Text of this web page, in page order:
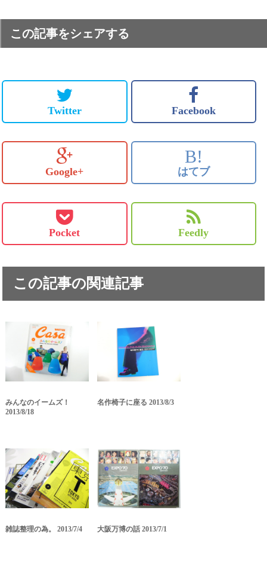
この記事をシェアする
Twitter Facebook
Google+
B!
はてブ
Pocket Feedly
この記事の関連記事
みんなのイームズ！
2013/8/18
名作椅子に座る 2013/8/3
雑誌整理の為。 2013/7/4 大阪万博の話 2013/7/1